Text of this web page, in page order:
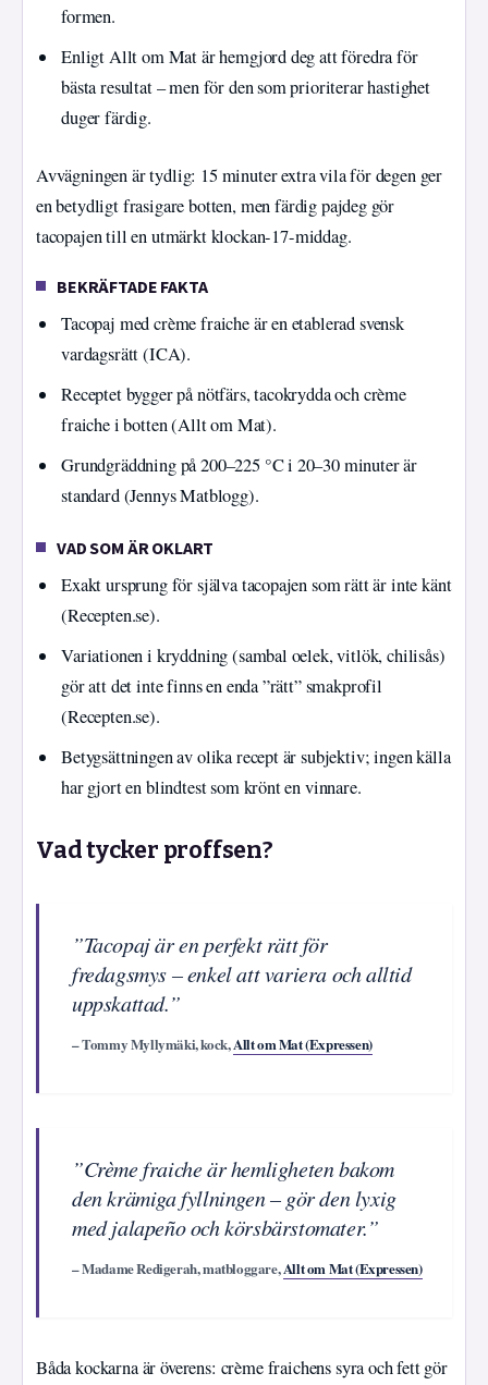
formen.
Enligt Allt om Mat är hemgjord deg att föredra för
bästa resultat – men för den som prioriterar hastighet
duger färdig.
Avvägningen är tydlig: 15 minuter extra vila för degen ger
en betydligt frasigare botten, men färdig pajdeg gör
tacopajen till en utmärkt klockan-17-middag.
BEKRÄFTADE FAKTA
Tacopaj med crème fraiche är en etablerad svensk
vardagsrätt (ICA).
Receptet bygger på nötfärs, tacokrydda och crème
fraiche i botten (Allt om Mat).
Grundgräddning på 200–225 °C i 20–30 minuter är
standard (Jennys Matblogg).
VAD SOM ÄR OKLART
Exakt ursprung för själva tacopajen som rätt är inte känt
(Recepten.se).
Variationen i kryddning (sambal oelek, vitlök, chilisås)
gör att det inte finns en enda ”rätt” smakprofil
(Recepten.se).
Betygsättningen av olika recept är subjektiv; ingen källa
har gjort en blindtest som krönt en vinnare.
Vad tycker proffsen?
”Tacopaj är en perfekt rätt för
fredagsmys – enkel att variera och alltid
uppskattad.”
– Tommy Myllymäki, kock,Allt om Mat (Expressen)
”Crème fraiche är hemligheten bakom
den krämiga fyllningen – gör den lyxig
med jalapeño och körsbärstomater.”
– Madame Redigerah, matbloggare,Allt om Mat (Expressen)
Båda kockarna är överens: crème fraichens syra och fett gör